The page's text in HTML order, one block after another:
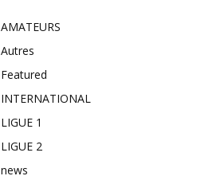
AMATEURS
Autres
Featured
INTERNATIONAL
LIGUE 1
LIGUE 2
news